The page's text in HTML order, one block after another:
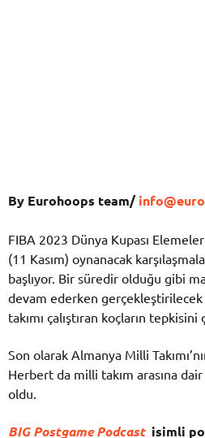
By Eurohoops team/
FIBA 2023 Dünya Kupası
(11 Kasım) oynanacak
başlıyor. Bir süredir olduğu gibi
devam ederken
takımı çalıştıran koçların tepkisini
Son olarak Almanya Milli
Herbert da milli takım arasına
oldu.
BIG Postgame Podcast isimli